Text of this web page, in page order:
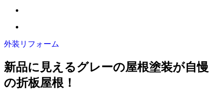
外装リフォーム
新品に見えるグレーの屋根塗装が自慢
の折板屋根！